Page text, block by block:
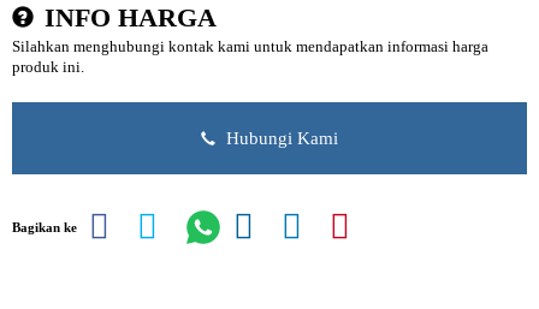
INFO HARGA
Silahkan menghubungi kontak kami untuk mendapatkan informasi harga
produk ini.
Hubungi Kami
Bagikan ke